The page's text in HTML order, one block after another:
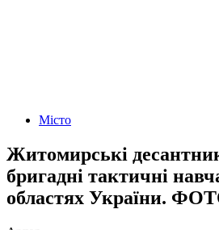
Місто
Житомирські
бригадні тактичні
областях України.